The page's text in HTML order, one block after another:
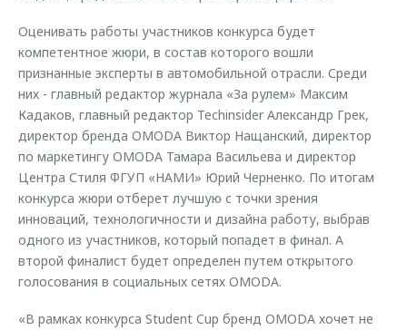
Оценивать работы участников конкурса будет
компетентное жюри, в состав которого вошли
признанные эксперты в автомобильной отрасли. Среди
них - главный редактор журнала «За рулем» Максим
Кадаков, главный редактор Techinsider Александр Грек,
директор бренда OMODA Виктор Нащанский, директор
по маркетингу OMODA Тамара Васильева и директор
Центра Стиля ФГУП «НАМИ» Юрий Черненко. По итогам
конкурса жюри отберет лучшую с точки зрения
инноваций, технологичности и дизайна работу, выбрав
одного из участников, который попадет в финал. А
второй финалист будет определен путем открытого
голосования в социальных сетях OMODA.
«В рамках конкурса Student Cup бренд OMODA хочет не